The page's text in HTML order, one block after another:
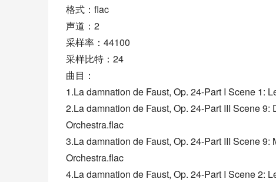
格式：flac
声道：2
采样率：44100
采样比特：24
曲目：
1.La damnation de Faust, Op. 24-Part I Scene 1:
2.La damnation de Faust, Op. 24-Part III Scene
Orchestra.flac
3.La damnation de Faust, Op. 24-Part III Scene 9:
Orchestra.flac
4.La damnation de Faust, Op. 24-Part I Scene 2: